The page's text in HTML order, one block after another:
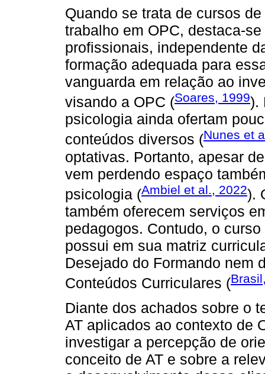
Quando se trata de cursos
trabalho em OPC, destaca-
profissionais, independente
formação adequada para
vanguarda em relação ao
visando a OPC (Soares, 1999).
psicologia ainda ofertam
conteúdos diversos (Nunes et
optativas. Portanto, apesar
vem perdendo espaço
psicologia (Ambiel et al., 2022).
também oferecem serviços
pedagogos. Contudo, o
possui em sua matriz
Desejado do Formando nem
Conteúdos Curriculares (
Diante dos achados sobre o
AT aplicados ao contexto de
investigar a percepção de
conceito de AT e sobre a